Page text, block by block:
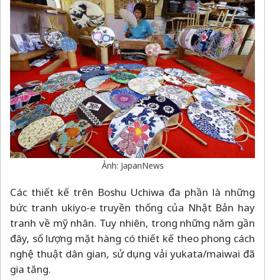
Ảnh: JapanNews
Các thiết kế trên Boshu Uchiwa đa phần là những
bức tranh ukiyo-e truyền thống của Nhật Bản hay
tranh về mỹ nhân. Tuy nhiên, trong những năm gần
đây, số lượng mặt hàng có thiết kế theo phong cách
nghệ thuật dân gian, sử dụng vải yukata/maiwai đã
gia tăng.